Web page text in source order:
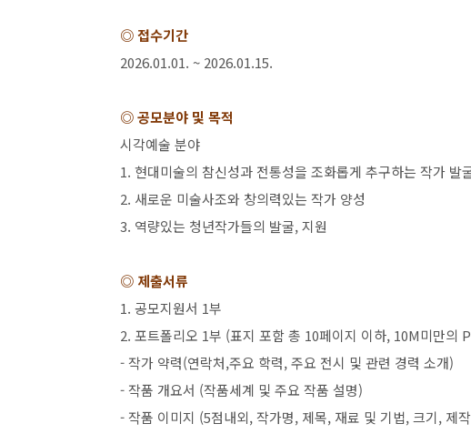
◎ 접수기간
2026.01.01. ~ 2026.01.15.
◎ 공모분야 및 목적
시각예술 분야
1. 현대미술의 참신성과 전통성을 조화롭게 추구하는 작가 발
2. 새로운 미술사조와 창의력있는 작가 양성
3. 역량있는 청년작가들의 발굴,지원
◎ 제출서류
1. 공모지원서 1부
2. 포트폴리오 1부 (표지 포함 총 10페이지 이하, 10M미만의
-작가 약력(연락처,주요 학력,주요 전시 및 관련 경력 소개)
-작품 개요서 (작품세계 및 주요 작품 설명)
-작품 이미지 (5점내외,작가명, 제목, 재료 및 기법,크기, 제